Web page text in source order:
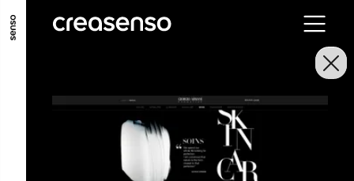
ALLER AU CONTENU PRINCIPAL